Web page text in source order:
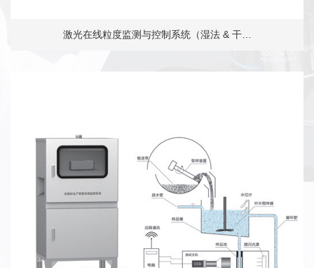
激光在线粒度监测与控制系统（湿法 & 干…